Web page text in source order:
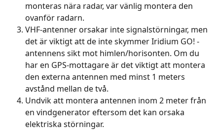
monteras nära radar, var vänlig montera den
ovanför radarn.
VHF-antenner orsakar inte signalstörningar, men
det är viktigt att de inte skymmer Iridium GO! -
antennens sikt mot himlen/horisonten. Om du
har en GPS-mottagare är det viktigt att montera
den externa antennen med minst 1 meters
avstånd mellan de två.
Undvik att montera antennen inom 2 meter från
en vindgenerator eftersom det kan orsaka
elektriska störningar.